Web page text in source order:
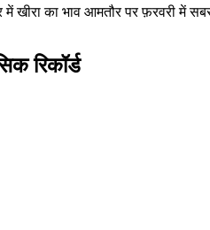
में खीरा का भाव आमतौर पर फ़रवरी
रिकॉर्ड